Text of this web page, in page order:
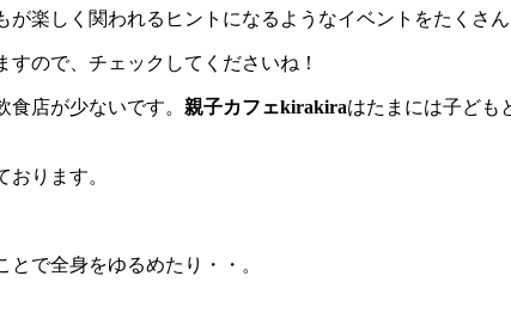
が楽しく関われるヒントになるようなイベントをたくさん
ので、チェックしてくださいね！
店が少ないです。 親子カフェkirakiraはたまには子ども
ります。
で全身をゆるめたり・・。